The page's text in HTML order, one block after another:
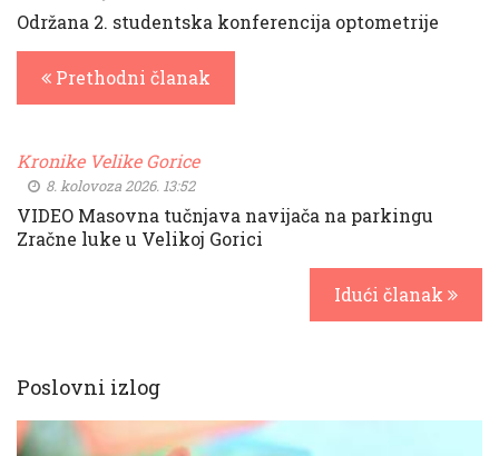
Održana 2. studentska konferencija optometrije
Prethodni članak
Kronike Velike Gorice
8. kolovoza 2026. 13:52
VIDEO Masovna tučnjava navijača na parkingu
Zračne luke u Velikoj Gorici
Idući članak
Poslovni izlog